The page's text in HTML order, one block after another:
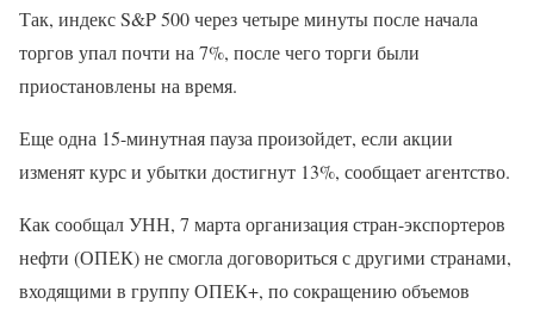
Так, индекс S&P 500 через четыре минуты после начала
торгов упал почти на 7%, после чего торги были
приостановлены на время.
Еще одна 15-минутная пауза произойдет, если акции
изменят курс и убытки достигнут 13%, сообщает агентство.
Как сообщал УНН, 7 марта организация стран-экспортеров
нефти (ОПЕК) не смогла договориться с другими странами,
входящими в группу ОПЕК+, по сокращению объемов